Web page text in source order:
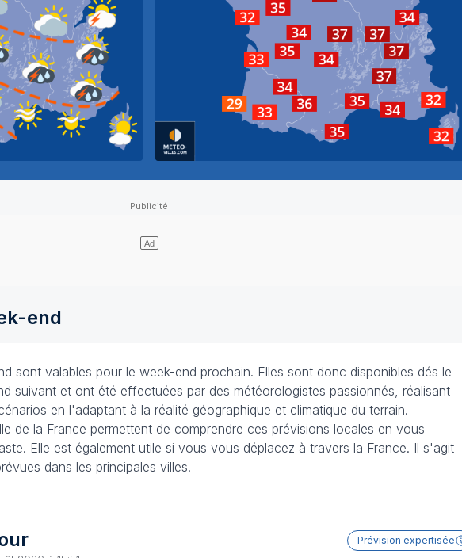
Biarritz
Bordeaux
Geneve
Grenoble
Lyon
Marseille
Montpellier Nice
Toulouse
Agen
Ajaccio
Aurillac
Clermont-Ferrand
La Rochelle
Limoges
Montélimar
Pau
Périgueux
Perpignan
Poitiers
end
sont valables pour le week-end prochain. Elles sont donc disponibles dés le
suivant et ont été effectuées par des météorologistes passionnés, réalisant
en l'adaptant à la réalité géographique et climatique du terrain.
de la France permettent de comprendre ces prévisions locales en vous
Elle est également utile si vous vous déplacez à travers la France. Il s'agit
dans les principales villes.
Prévision expertisée